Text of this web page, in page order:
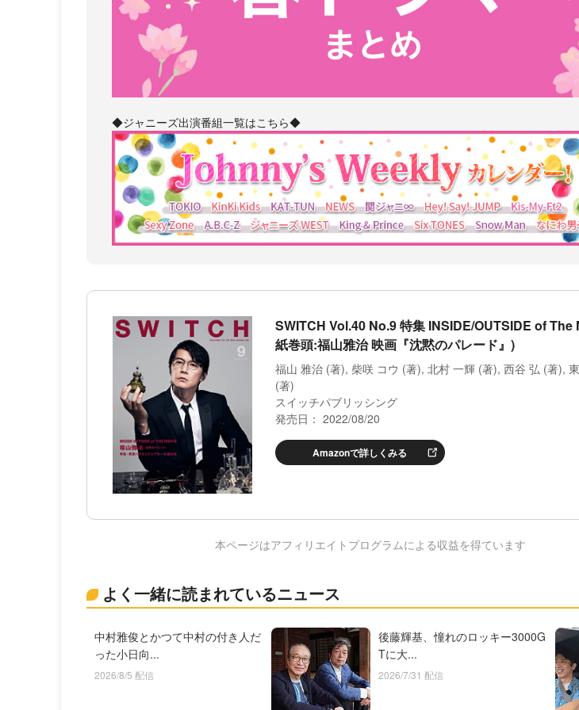
◆ジャニーズ出演番組一覧はこちら◆
SWITCH Vol.40 No.9 特集 INSIDE/OUTSIDE of The
紙巻頭:福山雅治 映画『沈黙のパレード』)
福山 雅治 (著), 柴咲 コウ (著), 北村 一輝 (著), 西谷 弘 (著),
(著)
スイッチパブリッシング
発売日： 2022/08/20
Amazonで詳しくみる
本ページはアフィリエイトプログラムによる収益を得ています
よく一緒に読まれているニュース
中村雅俊とかつて中村の付き人だ
った小日向...
2026/8/5 配信
後藤輝基、憧れのロッキー3000G
Tに大...
2026/7/31 配信